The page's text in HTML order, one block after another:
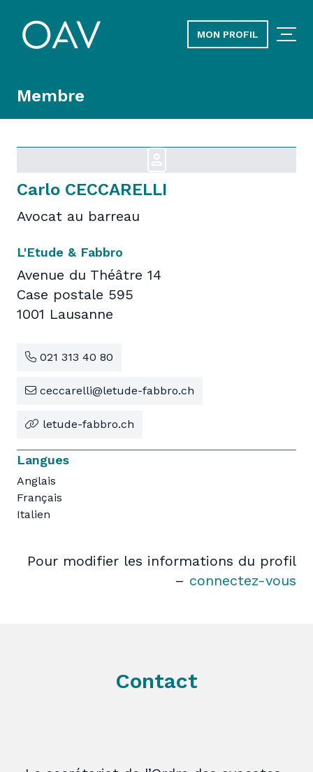
MON PROFIL
Membre
Carlo CECCARELLI
Avocat au barreau
L'Etude & Fabbro
Avenue du Théâtre 14
Case postale 595
1001 Lausanne
021 313 40 80
ceccarelli@letude-fabbro.ch
letude-fabbro.ch
Langues
Anglais
Français
Italien
Pour modifier les informations du profil
– connectez-vous
Contact